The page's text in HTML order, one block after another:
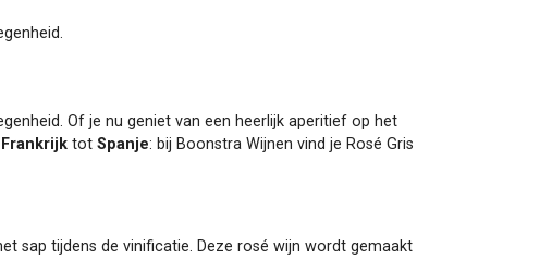
Of je nu geniet van een heerlijk aperitief op het
Frankrijk tot Spanje: bij Boonstra Wijnen vind je Rosé Gris
sap tijdens de vinificatie. Deze rosé wijn wordt gemaakt